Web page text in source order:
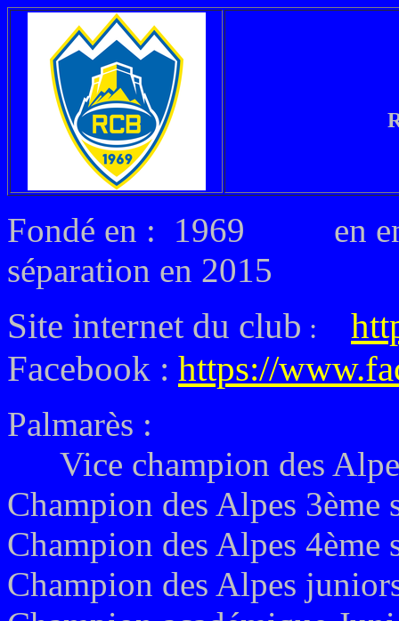
Fondé en : 1969 en
séparation en 2015
Site internet du club :
Facebook : https://
Palmarès :
Vice champion des
Champion des Alpes 3ème
Champion des Alpes
Champion des Alpes